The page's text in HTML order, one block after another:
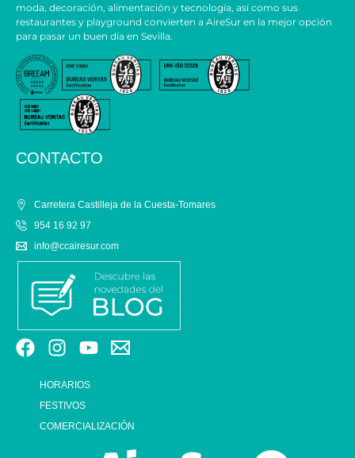
moda, decoración, alimentación y tecnología, así como sus
restaurantes y playground convierten a AireSur en la mejor opción
para pasar un buen día en Sevilla.
CONTACTO
Carretera Castilleja de la Cuesta-Tomares
954 16 92 97
info@ccairesur.com
HORARIOS
FESTIVOS
COMERCIALIZACIÓN